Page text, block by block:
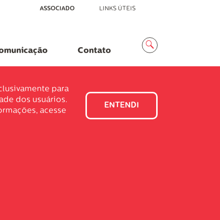
MenuASSOCIADO LINKS ÚTEIS
Contato
Busca
para
dos usuários.
acesse
ENTENDI